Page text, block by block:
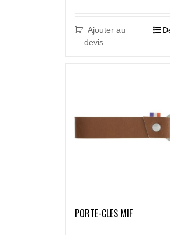
Ajouter au
devis
PORTE-CLES MIF